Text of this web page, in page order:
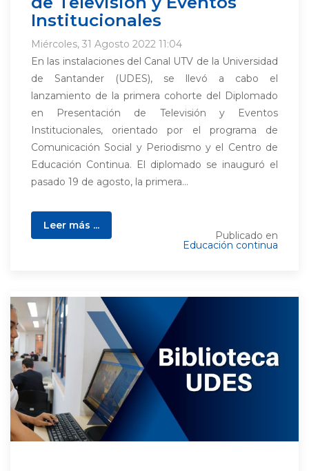
Institucionales
Miércoles, 31 Agosto 2022 11:04
En las instalaciones del Canal UTV de la Universidad
de Santander (UDES), se llevó a cabo el
lanzamiento de la primera cohorte del Diplomado
en Presentación de Televisión y Eventos
Institucionales, orientado por el programa de
Comunicación Social y Periodismo y el Centro de
Educación Continua. El diplomado se inauguró el
pasado 19 de agosto, la primera...
Leer más ...
Publicado en
Educación continua